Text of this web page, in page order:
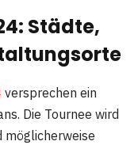
Städte,
versprechen ein
Die Tournee wird
möglicherweise